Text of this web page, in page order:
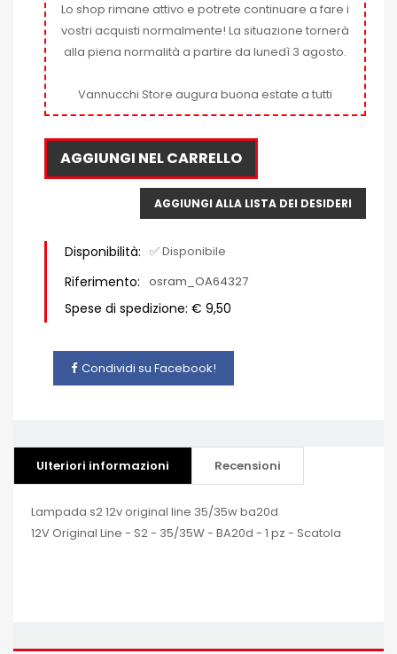
Lo shop rimane attivo e potrete continuare a fare i
vostri acquisti normalmente! La situazione tornerà
alla piena normalità a partire da lunedì 3 agosto.
Vannucchi Store augura buona estate a tutti
AGGIUNGI NEL CARRELLO
AGGIUNGI ALLA LISTA DEI DESIDERI
Disponibilità: ✅ Disponibile
Riferimento: osram_OA64327
Spese di spedizione: € 9,50
Condividi su Facebook!
Ulteriori informazioni Recensioni
Lampada s2 12v original line 35/35w ba20d
12V Original Line - S2 - 35/35W - BA20d - 1 pz - Scatola